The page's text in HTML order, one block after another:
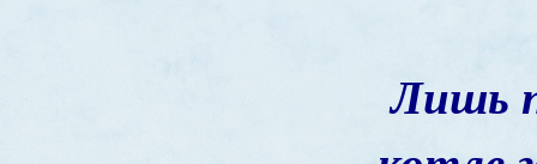
Лишь